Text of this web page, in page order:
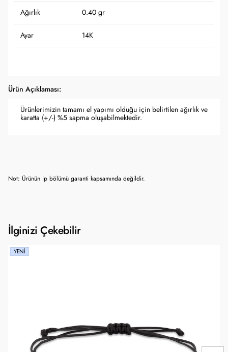
Ağırlık 0.40 gr
Ayar 14K
Ürün Açıklaması:
Ürünlerimizin tamamı el yapımı olduğu için belirtilen ağırlık ve
karatta (+/-) %5 sapma oluşabilmektedir.
Not: Ürünün ip bölümü garanti kapsamında değildir.
İlginizi Çekebilir
YENI